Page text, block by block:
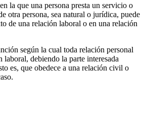
la que una persona presta un servicio o
otra persona, sea natural o jurídica, puede
de una relación laboral o en una relación
según la cual toda relación personal
laboral, debiendo la parte interesada
es, que obedece a una relación civil o